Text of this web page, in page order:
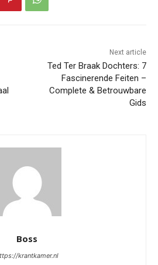
Next article
Ted Ter Braak Dochters: 7
Fascinerende Feiten –
Complete & Betrouwbare
Gids
Boss
krantkamer.nl